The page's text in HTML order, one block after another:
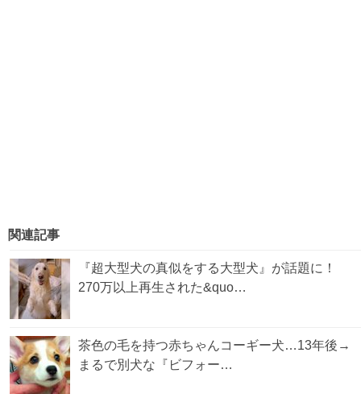
関連記事
『超大型犬の真似をする大型犬』が話題に！
270万以上再生された&quo…
茶色の毛を持つ赤ちゃんコーギー犬…13年後→
まるで別犬な『ビフォー…